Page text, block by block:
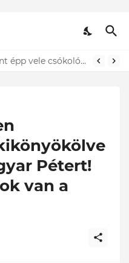
Lefotózták Oláh Ibolyát, amint épp vele csókolózik - EZT nem hiszed el, kinek a karjában kötött ki...ÍME
Pétert!
van a